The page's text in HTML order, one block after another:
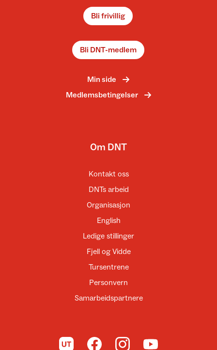
Bli frivillig
Bli DNT-medlem
Min side
Medlemsbetingelser
Om DNT
Kontakt oss
DNTs arbeid
Organisasjon
English
Ledige stillinger
Fjell og Vidde
Tursentrene
Personvern
Samarbeidspartnere
Til UT.no Til DNT på Facebook
Til DNT på Instagram
Til DNT på YouTube